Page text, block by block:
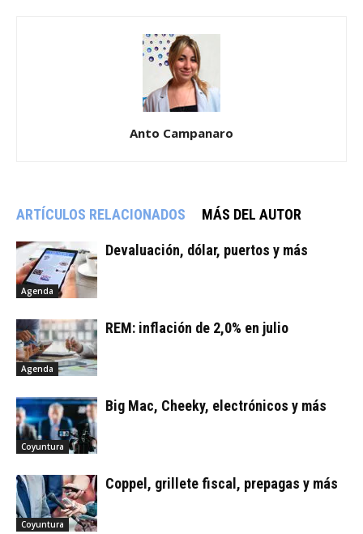
Anto Campanaro
ARTÍCULOS RELACIONADOS MÁS DEL AUTOR
Agenda
Devaluación, dólar, puertos y más
Agenda
REM: inflación de 2,0% en julio
Coyuntura
Big Mac, Cheeky, electrónicos y más
Coyuntura
Coppel, grillete fiscal, prepagas y más